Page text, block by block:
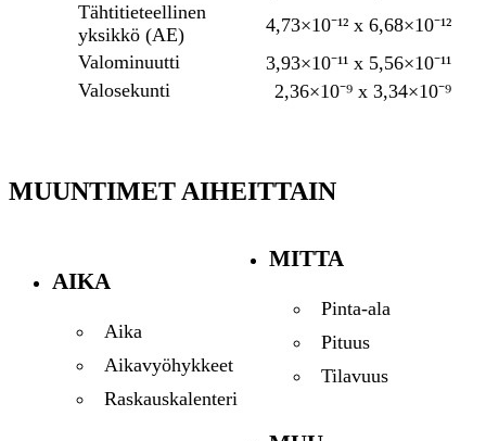
Tähtitieteellinen
yksikkö (AE)
4,73×10⁻¹² x 6,68×10⁻¹²
Valominuutti
3,93×10⁻¹¹ x 5,56×10⁻¹¹
Valosekunti
2,36×10⁻⁹ x 3,34×10⁻⁹
MUUNTIMET AIHEITTAIN
AIKA
Aika
Aikavyöhykkeet
Raskauskalenteri
MITTA
Pinta-ala
Pituus
Tilavuus